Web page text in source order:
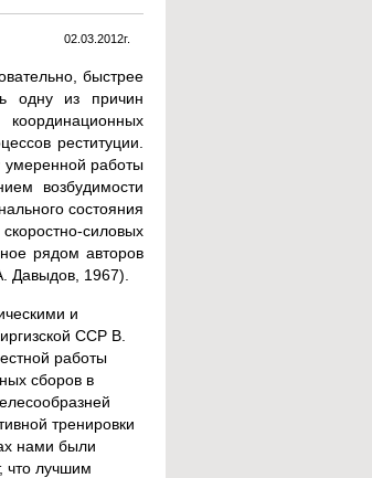
02.03.2012г.
быстрее
одну из причин
реституции.
умеренной работы
возбудимости
состояния
силовых
рядом авторов
Давыдов, 1967).
и
ССР В.
работы
сборов в
тренировки
нами были
что лучшим